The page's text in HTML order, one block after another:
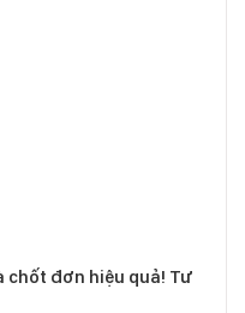
chốt đơn hiệu quả! Tư